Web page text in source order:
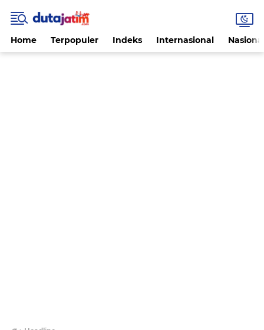
Home Terpopuler Indeks Internasional